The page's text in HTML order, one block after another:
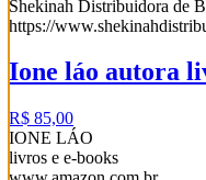
Shekinah Distribuidora de
https://
Ione láo autora
R$ 85,00
IONE LÁO
livros e e-books